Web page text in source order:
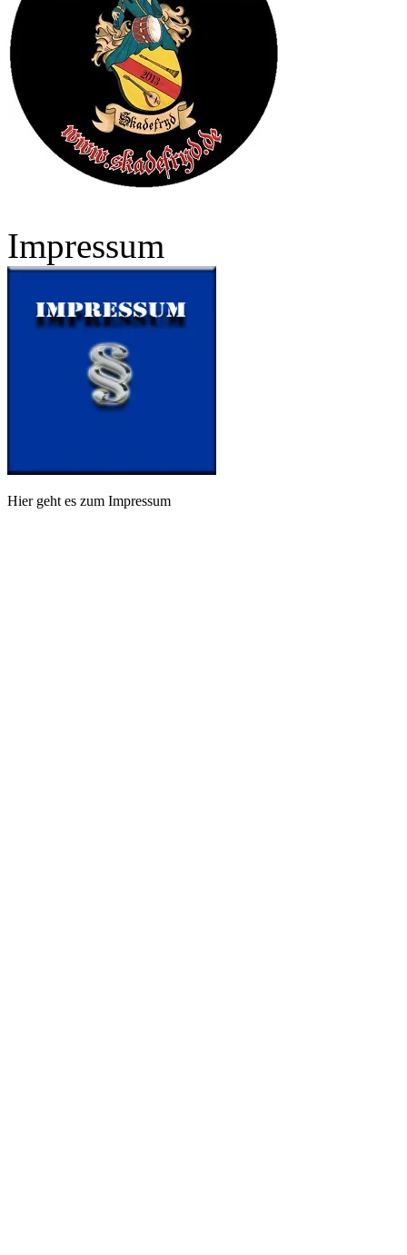
Impressum
Hier geht es zum Impressum